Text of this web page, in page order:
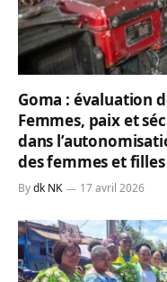
Goma : évaluation
Femmes, paix et
dans
des femmes et filles
Bydk NK 17 avril 2026